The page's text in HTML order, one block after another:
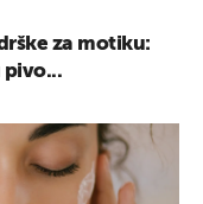
za motiku:
pivo...